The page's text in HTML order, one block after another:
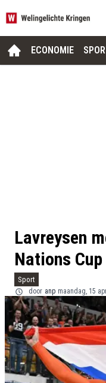
ECONOMIE
Lavreysen
Nations
Sport
door anp maandag, 15